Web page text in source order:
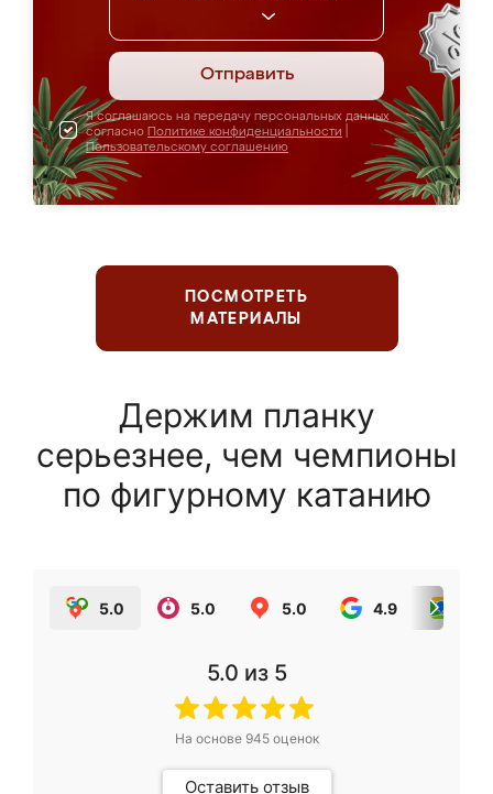
Отправить
Я соглашаюсь на передачу персональных данных
согласно Политике конфиденциальности
Пользовательскому соглашению
ПОСМОТРЕТЬ
МАТЕРИАЛЫ
Держим планку
серьезнее, чем чемпионы
по фигурному катанию
5.0 5.0 5.0 4.9
5.0 из 5
На основе 945оценок
Оставить отзыв